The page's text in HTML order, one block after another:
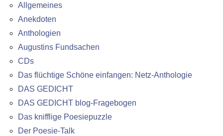
Allgemeines
Anekdoten
Anthologien
Augustins Fundsachen
CDs
Das flüchtige Schöne einfangen: Netz-Anthologie
DAS GEDICHT
DAS GEDICHT blog-Fragebogen
Das knifflige Poesiepuzzle
Der Poesie-Talk